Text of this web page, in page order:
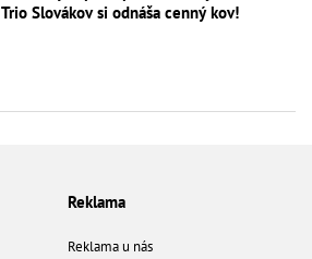
Trio Slovákov si odnáša cenný kov!
Reklama
Reklama u nás